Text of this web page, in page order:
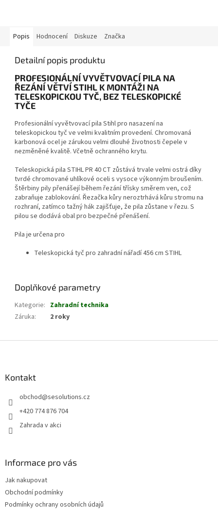
Popis Hodnocení Diskuze Značka
Detailní popis produktu
PROFESIONÁLNÍ VYVĚTVOVACÍ PILA NA
ŘEZÁNÍ VĚTVÍ STIHL K MONTÁŽI NA
TELESKOPICKOU TYČ, BEZ TELESKOPICKÉ
TYČE
Profesionální vyvětvovací pila Stihl pro nasazení na
teleskopickou tyč ve velmi kvalitním provedení. Chromovaná
karbonová ocel je zárukou velmi dlouhé životnosti čepele v
nezměněné kvalitě. Včetně ochranného krytu.
Teleskopická pila STIHL PR 40 CT zůstává trvale velmi ostrá díky
tvrdé chromované uhlíkové oceli s vysoce výkonným broušením.
Štěrbiny pily přenášejí během řezání třísky směrem ven, což
zabraňuje zablokování. Řezačka kůry neroztrhává kůru stromu na
rozhraní, zatímco tažný hák zajišťuje, že pila zůstane v řezu. S
pilou se dodává obal pro bezpečné přenášení.
Pila je určena pro
Teleskopická tyč pro zahradní nářadí 456 cm STIHL
Doplňkové parametry
Kategorie: Zahradní technika
Záruka: 2 roky
Kontakt
obchod@sesolutions.cz
+420 774 876 704
Zahrada v akci
Informace pro vás
Jak nakupovat
Obchodní podmínky
Podmínky ochrany osobních údajů